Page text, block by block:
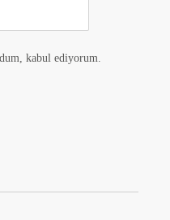
kabul ediyorum.